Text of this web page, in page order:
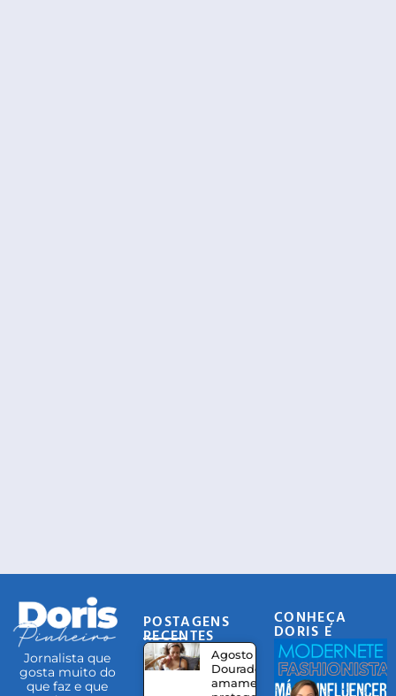
Jornalista que
gosta muito do
que faz e que
POSTAGENS
RECENTES
Agosto
Dourado:
amamentação
CONHEÇA
DORIS E
EQUIPE